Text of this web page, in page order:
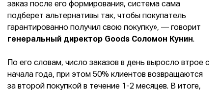
заказ после его формирования, система сама
подберет альтернативы так, чтобы покупатель
гарантированно получил свою покупку», — говорит
генеральный директор Goods Соломон Кунин.
По его словам, число заказов в день выросло втрое с
начала года, при этом 50% клиентов возвращаются
за второй покупкой в течение 1-2 месяцев. В итоге,